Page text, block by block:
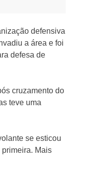
defensiva
a área e foi
defesa de
cruzamento do
teve uma
se esticou
Mais